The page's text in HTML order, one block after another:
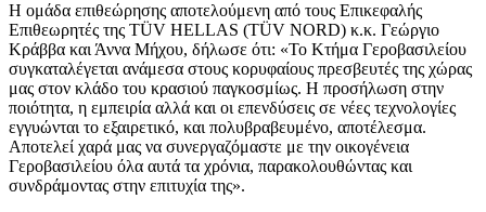
Η ομάδα επιθεώρησης αποτελούμενη από τους Επικεφαλής
Επιθεωρητές της TÜV HELLAS (TÜV NORD) κ.κ. Γεώργιο
Κράββα και Άννα Μήχου, δήλωσε ότι: «Το Κτήμα Γεροβασιλείου
συγκαταλέγεται ανάμεσα στους κορυφαίους πρεσβευτές της χώρας
μας στον κλάδο του κρασιού παγκοσμίως. Η προσήλωση στην
ποιότητα, η εμπειρία αλλά και οι επενδύσεις σε νέες τεχνολογίες
εγγυώνται το εξαιρετικό, και πολυβραβευμένο, αποτέλεσμα.
Αποτελεί χαρά μας να συνεργαζόμαστε με την οικογένεια
Γεροβασιλείου όλα αυτά τα χρόνια, παρακολουθώντας και
συνδράμοντας στην επιτυχία της».